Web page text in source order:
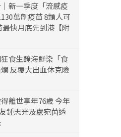
新一季度「流感疫
萬劑疫苗 8類人可
快月底先到港【附
食生醃海鮮染「食
反覆大出血休克險
離世享年76歲 今年
鍾志光及盧宛茵透